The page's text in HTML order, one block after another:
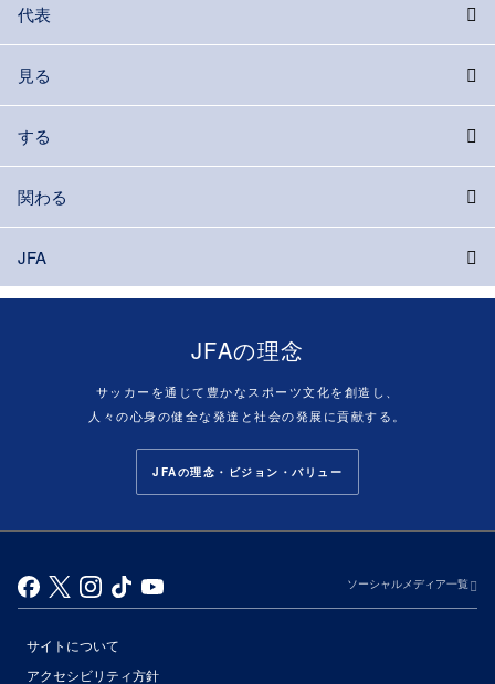
代表
見る
する
関わる
JFA
JFAの理念
サッカーを通じて豊かなスポーツ文化を創造し、
人々の心身の健全な発達と社会の発展に貢献する。
JFAの理念・ビジョン・バリュー
ソーシャルメディア一覧
サイトについて
アクセシビリティ方針